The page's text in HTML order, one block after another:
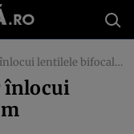
Iată cum funcţionează! (VIDEO)
înlocui